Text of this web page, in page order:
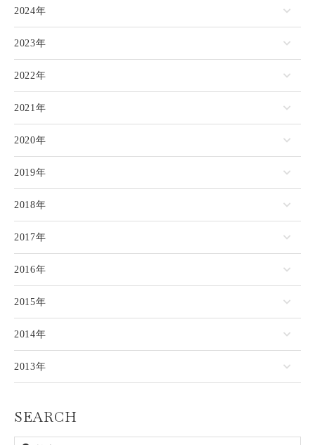
2024年
2023年
2022年
2021年
2020年
2019年
2018年
2017年
2016年
2015年
2014年
2013年
SEARCH